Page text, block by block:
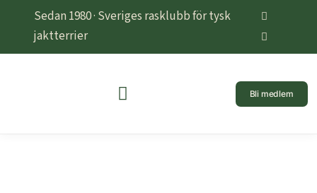
Sedan 1980 · Sveriges rasklubb för tysk
jaktterrier
Bli medlem